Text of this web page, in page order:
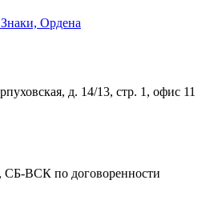
Ордена
д. 14/13, стр. 1, офис 11
ВСК по договоренности